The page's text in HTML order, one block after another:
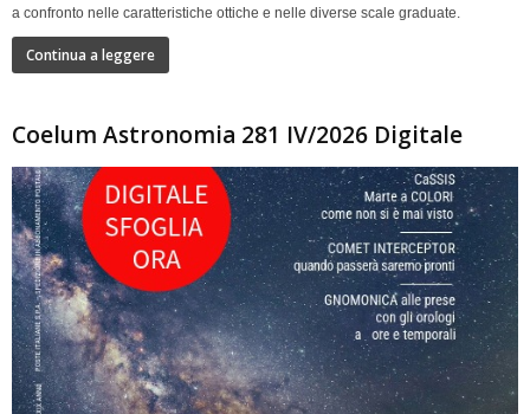
a confronto nelle caratteristiche ottiche e nelle diverse scale graduate.
Continua a leggere
Coelum Astronomia 281 IV/2026 Digitale